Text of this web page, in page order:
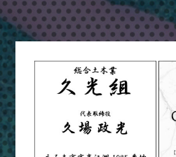
エ
イ
サ
ー
ま
つ